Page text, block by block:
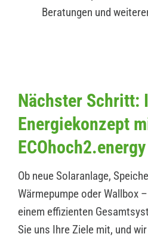
Beratungen und
Nächster Schritt:
Energiekonzept
ECOhoch2.energy
Ob neue Solaranlage,
Wärmepumpe oder Wallbox
einem effizienten
Sie uns Ihre Ziele mit, und